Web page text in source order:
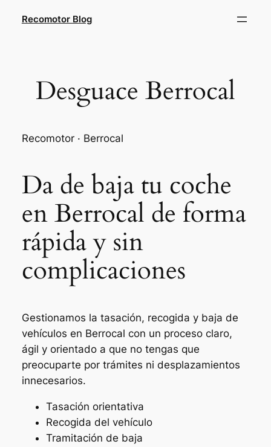
Recomotor Blog
Desguace Berrocal
Recomotor · Berrocal
Da de baja tu coche
en Berrocal de forma
rápida y sin
complicaciones
Gestionamos la tasación, recogida y baja de
vehículos en Berrocal con un proceso claro,
ágil y orientado a que no tengas que
preocuparte por trámites ni desplazamientos
innecesarios.
Tasación orientativa
Recogida del vehículo
Tramitación de baja